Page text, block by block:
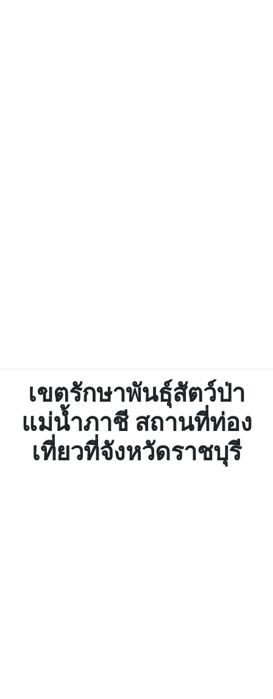
เขตรักษาพันธุ์สัตว์ป่า
แม่น้ำภาชี สถานที่ท่อง
เที่ยวที่จังหวัดราชบุรี